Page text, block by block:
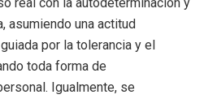
asumiendo una actitud
por la tolerancia y el
toda forma de
Igualmente, se